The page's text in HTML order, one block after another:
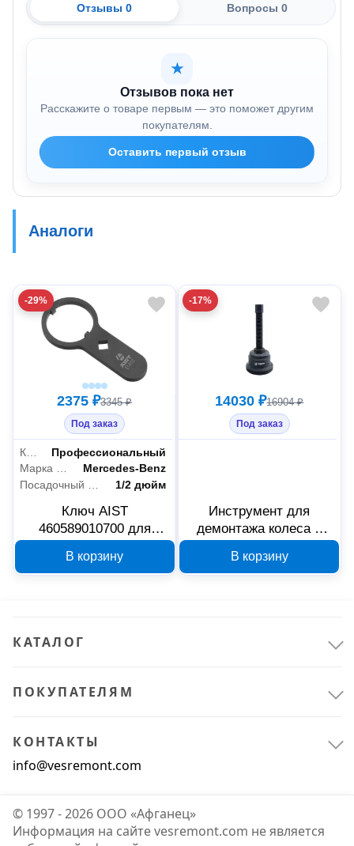
Отзывы 0 Вопросы 0
★
Отзывов пока нет
Расскажите о товаре первым — это поможет другим
покупателям.
Оставить первый отзыв
Аналоги
-29%
2375 ₽3345 ₽
Под заказ
Профессиональный
Марка автомобиля
Mercedes-Benz
1/2 дюйм
Ключ AIST
460589010700 для
задней оси Mercedes-
В корзину
-17%
14030 ₽16904 ₽
Под заказ
Инструмент для
демонтажа колеса с
12T AIST 67412530 00-
В корзину
КАТАЛОГ
ПОКУПАТЕЛЯМ
КОНТАКТЫ
info@vesremont.com
© 1997 - 2026 ООО «Афганец»
Информация на сайте vesremont.com не является